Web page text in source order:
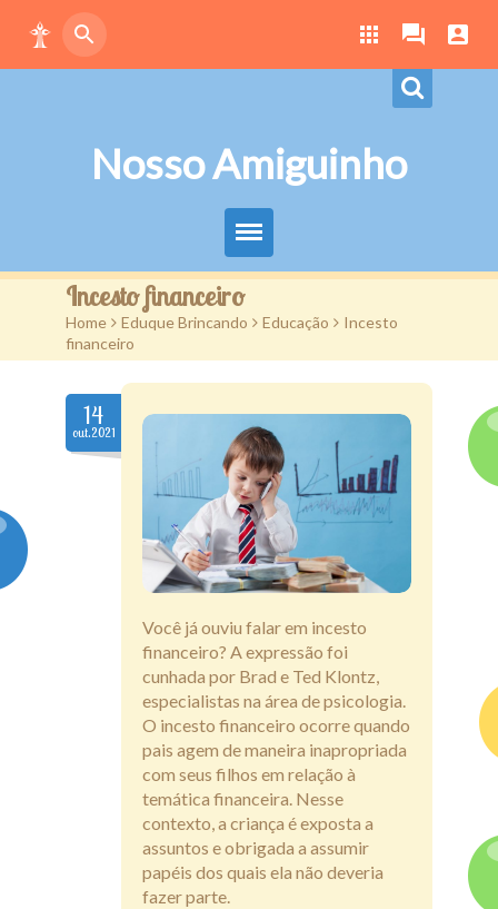
Nosso Amiguinho
Eduque Brincando
Letras
Play
Downloads
Atividades
Assine
Incesto financeiro
Home > Eduque Brincando > Educação > Incesto
financeiro
14
out.2021
Você já ouviu falar em incesto
financeiro? A expressão foi
cunhada por Brad e Ted Klontz,
especialistas na área de psicologia.
O incesto financeiro ocorre quando
pais agem de maneira inapropriada
com seus filhos em relação à
temática financeira. Nesse
contexto, a criança é exposta a
assuntos e obrigada a assumir
papéis dos quais ela não deveria
fazer parte.